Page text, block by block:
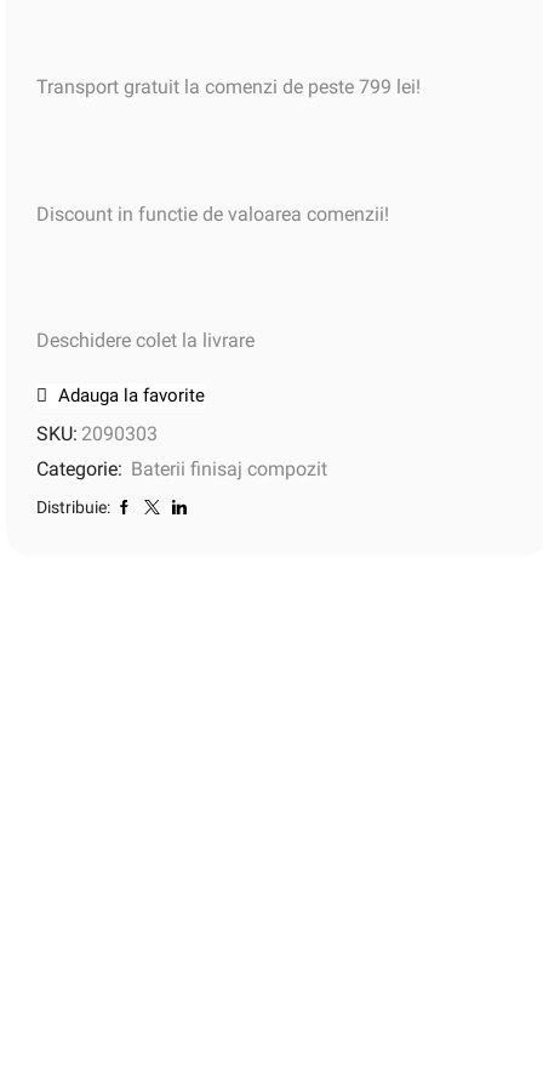
Transport gratuit la comenzi de peste 799 lei!
Discount in functie de valoarea comenzii!
Deschidere colet la livrare
Adauga la favorite
SKU: 2090303
Categorie: Baterii finisaj compozit
Distribuie: